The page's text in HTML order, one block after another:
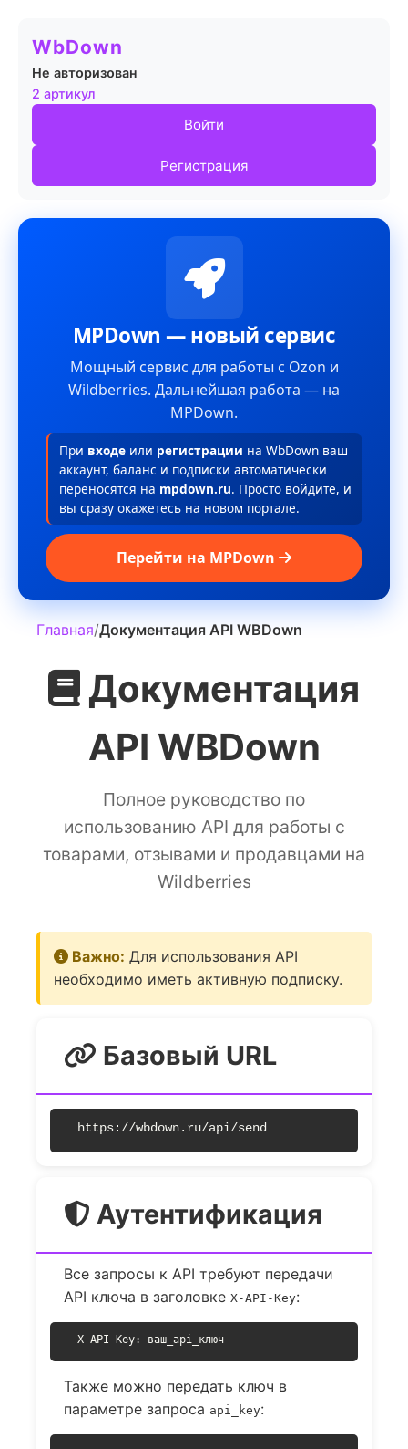
WbDown
Не авторизован
2 артикул
Войти
Регистрация
MPDown — новый сервис
Мощный сервис для работы с Ozon и
Wildberries. Дальнейшая работа — на
MPDown.
При входе или регистрации на WbDown ваш
аккаунт, баланс и подписки автоматически
переносятся на mpdown.ru. Просто войдите, и
вы сразу окажетесь на новом портале.
Перейти на MPDown
Главная/Документация API WBDown
Документация
API WBDown
Полное руководство по
использованию API для работы с
товарами, отзывами и продавцами на
Wildberries
Важно: Для использования API
необходимо иметь активную подписку.
Базовый URL
https://wbdown.ru/api/send
Аутентификация
Все запросы к API требуют передачи
API ключа в заголовке X-API-Key:
X-API-Key: ваш_api_ключ
Также можно передать ключ в
параметре запроса api_key: